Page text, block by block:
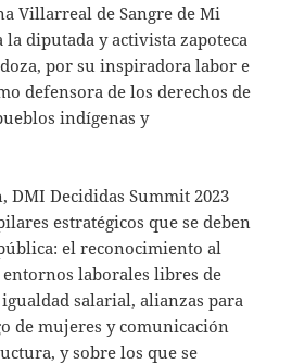
Villarreal de Sangre de Mi
la diputada y activista zapoteca
por su inspiradora labor e
defensora de los derechos de
indígenas y
DMI Decididas Summit 2023
estratégicos que se deben
el reconocimiento al
laborales libres de
salarial, alianzas para
de mujeres y comunicación
y sobre los que se